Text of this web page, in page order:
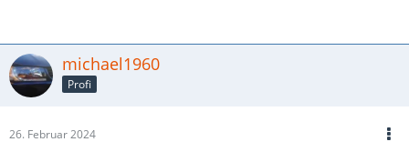
michael1960
Profi
26. Februar 2024